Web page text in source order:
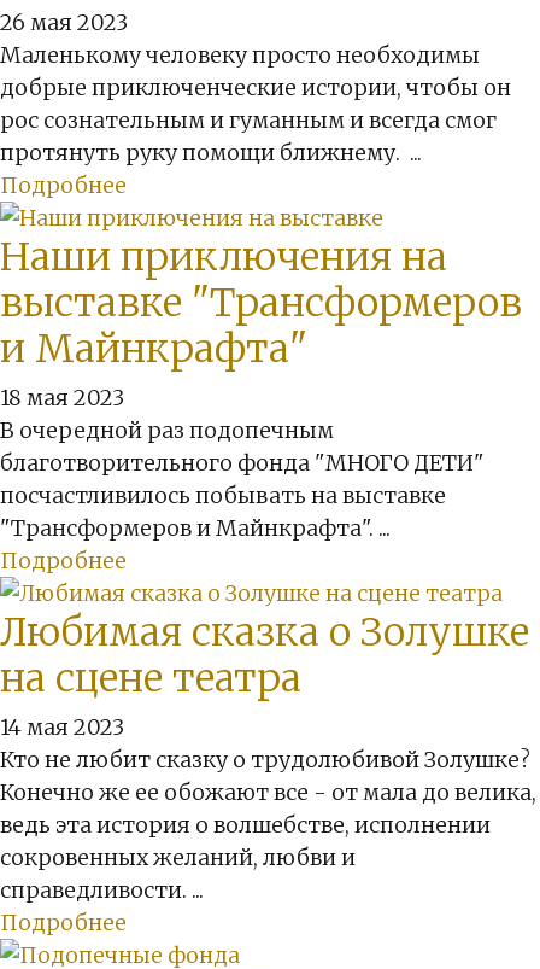
26 мая 2023
Маленькому человеку просто необходимы
добрые приключенческие истории, чтобы он
рос сознательным и гуманным и всегда смог
протянуть руку помощи ближнему. ...
Подробнее
Наши приключения на
выставке "Трансформеров
и Майнкрафта"
18 мая 2023
В очередной раз подопечным
благотворительного фонда "МНОГО ДЕТИ"
посчастливилось побывать на выставке
"Трансформеров и Майнкрафта". ...
Подробнее
Любимая сказка о Золушке
на сцене театра
14 мая 2023
Кто не любит сказку о трудолюбивой Золушке?
Конечно же ее обожают все - от мала до велика,
ведь эта история о волшебстве, исполнении
сокровенных желаний, любви и
справедливости. ...
Подробнее